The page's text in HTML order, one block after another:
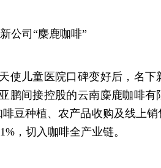
公司“麋鹿咖啡”
使儿童医院口碑变好后，名
鹏间接控股的云南麋鹿咖啡
豆种植、农产品收购及线上
，切入咖啡全产业链。